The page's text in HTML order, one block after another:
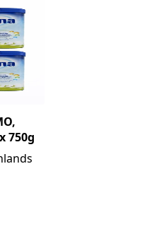
750g